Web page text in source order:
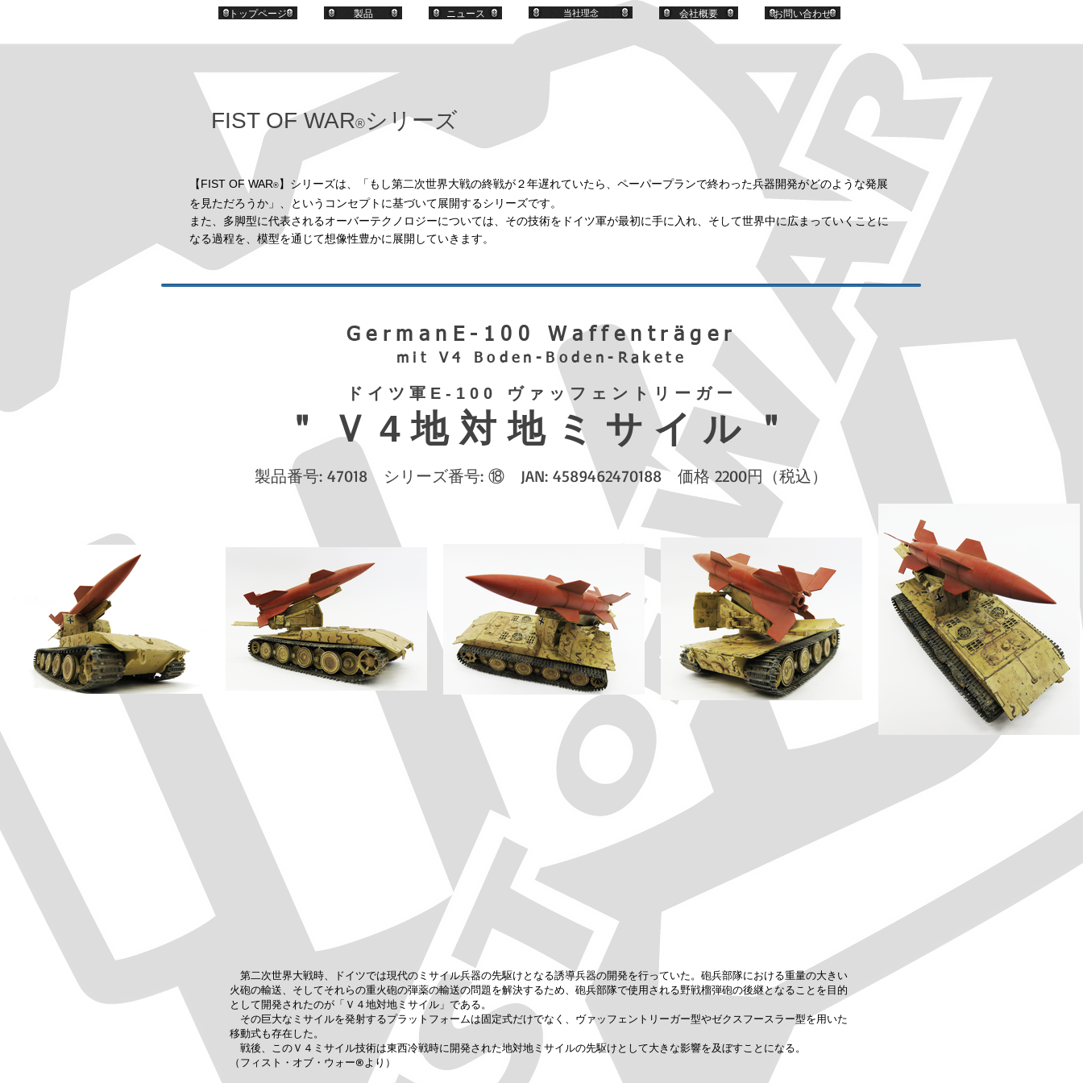
トップページ 製品 ニュース 当社理念 会社概要 お問い合わせ
FIST OF WAR®シリーズ
【FIST OF WAR® 】シリーズは、「もし第二次世界大戦の終戦が２年遅れていたら、ペーパープランで終わった兵器開発がどのような発展
を見ただろうか」、というコンセプトに基づいて展開するシリーズです。
また、多脚型に代表されるオーバーテクノロジーについては、その技術をドイツ軍が最初に手に入れ、そして世界中に広まっていくことに
なる過程を、模型を通じて想像性豊かに展開していきます。
GermanE-100 Waffenträger
mit V4 Boden-Boden-Rakete
ドイツ軍E-100 ヴァッフェントリーガー
＂Ｖ4地対地ミサイル＂
製品番号: 47018 シリーズ番号: ⑱ JAN: 4589462470188 価格 2200円（税込）
第二次世界大戦時、ドイツでは現代のミサイル兵器の先駆けとなる誘導兵器の開発を行っていた。砲兵部隊における重量の大きい
火砲の輸送、そしてそれらの重火砲の弾薬の輸送の問題を解決するため、砲兵部隊で使用される野戦榴弾砲の後継となることを目的
として開発されたのが「Ｖ４地対地ミサイル」である。
その巨大なミサイルを発射するプラットフォームは固定式だけでなく、ヴァッフェントリーガー型やゼクスフースラー型を用いた
移動式も存在した。
戦後、このＶ４ミサイル技術は東西冷戦時に開発された地対地ミサイルの先駆けとして大きな影響を及ぼすことになる。
（フィスト・オブ・ウォー®より）